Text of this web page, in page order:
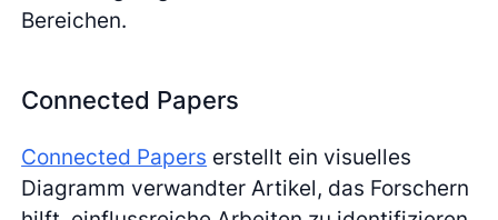
Bereichen.
Connected Papers
Connected Papers erstellt ein visuelles
Diagramm verwandter Artikel, das Forschern